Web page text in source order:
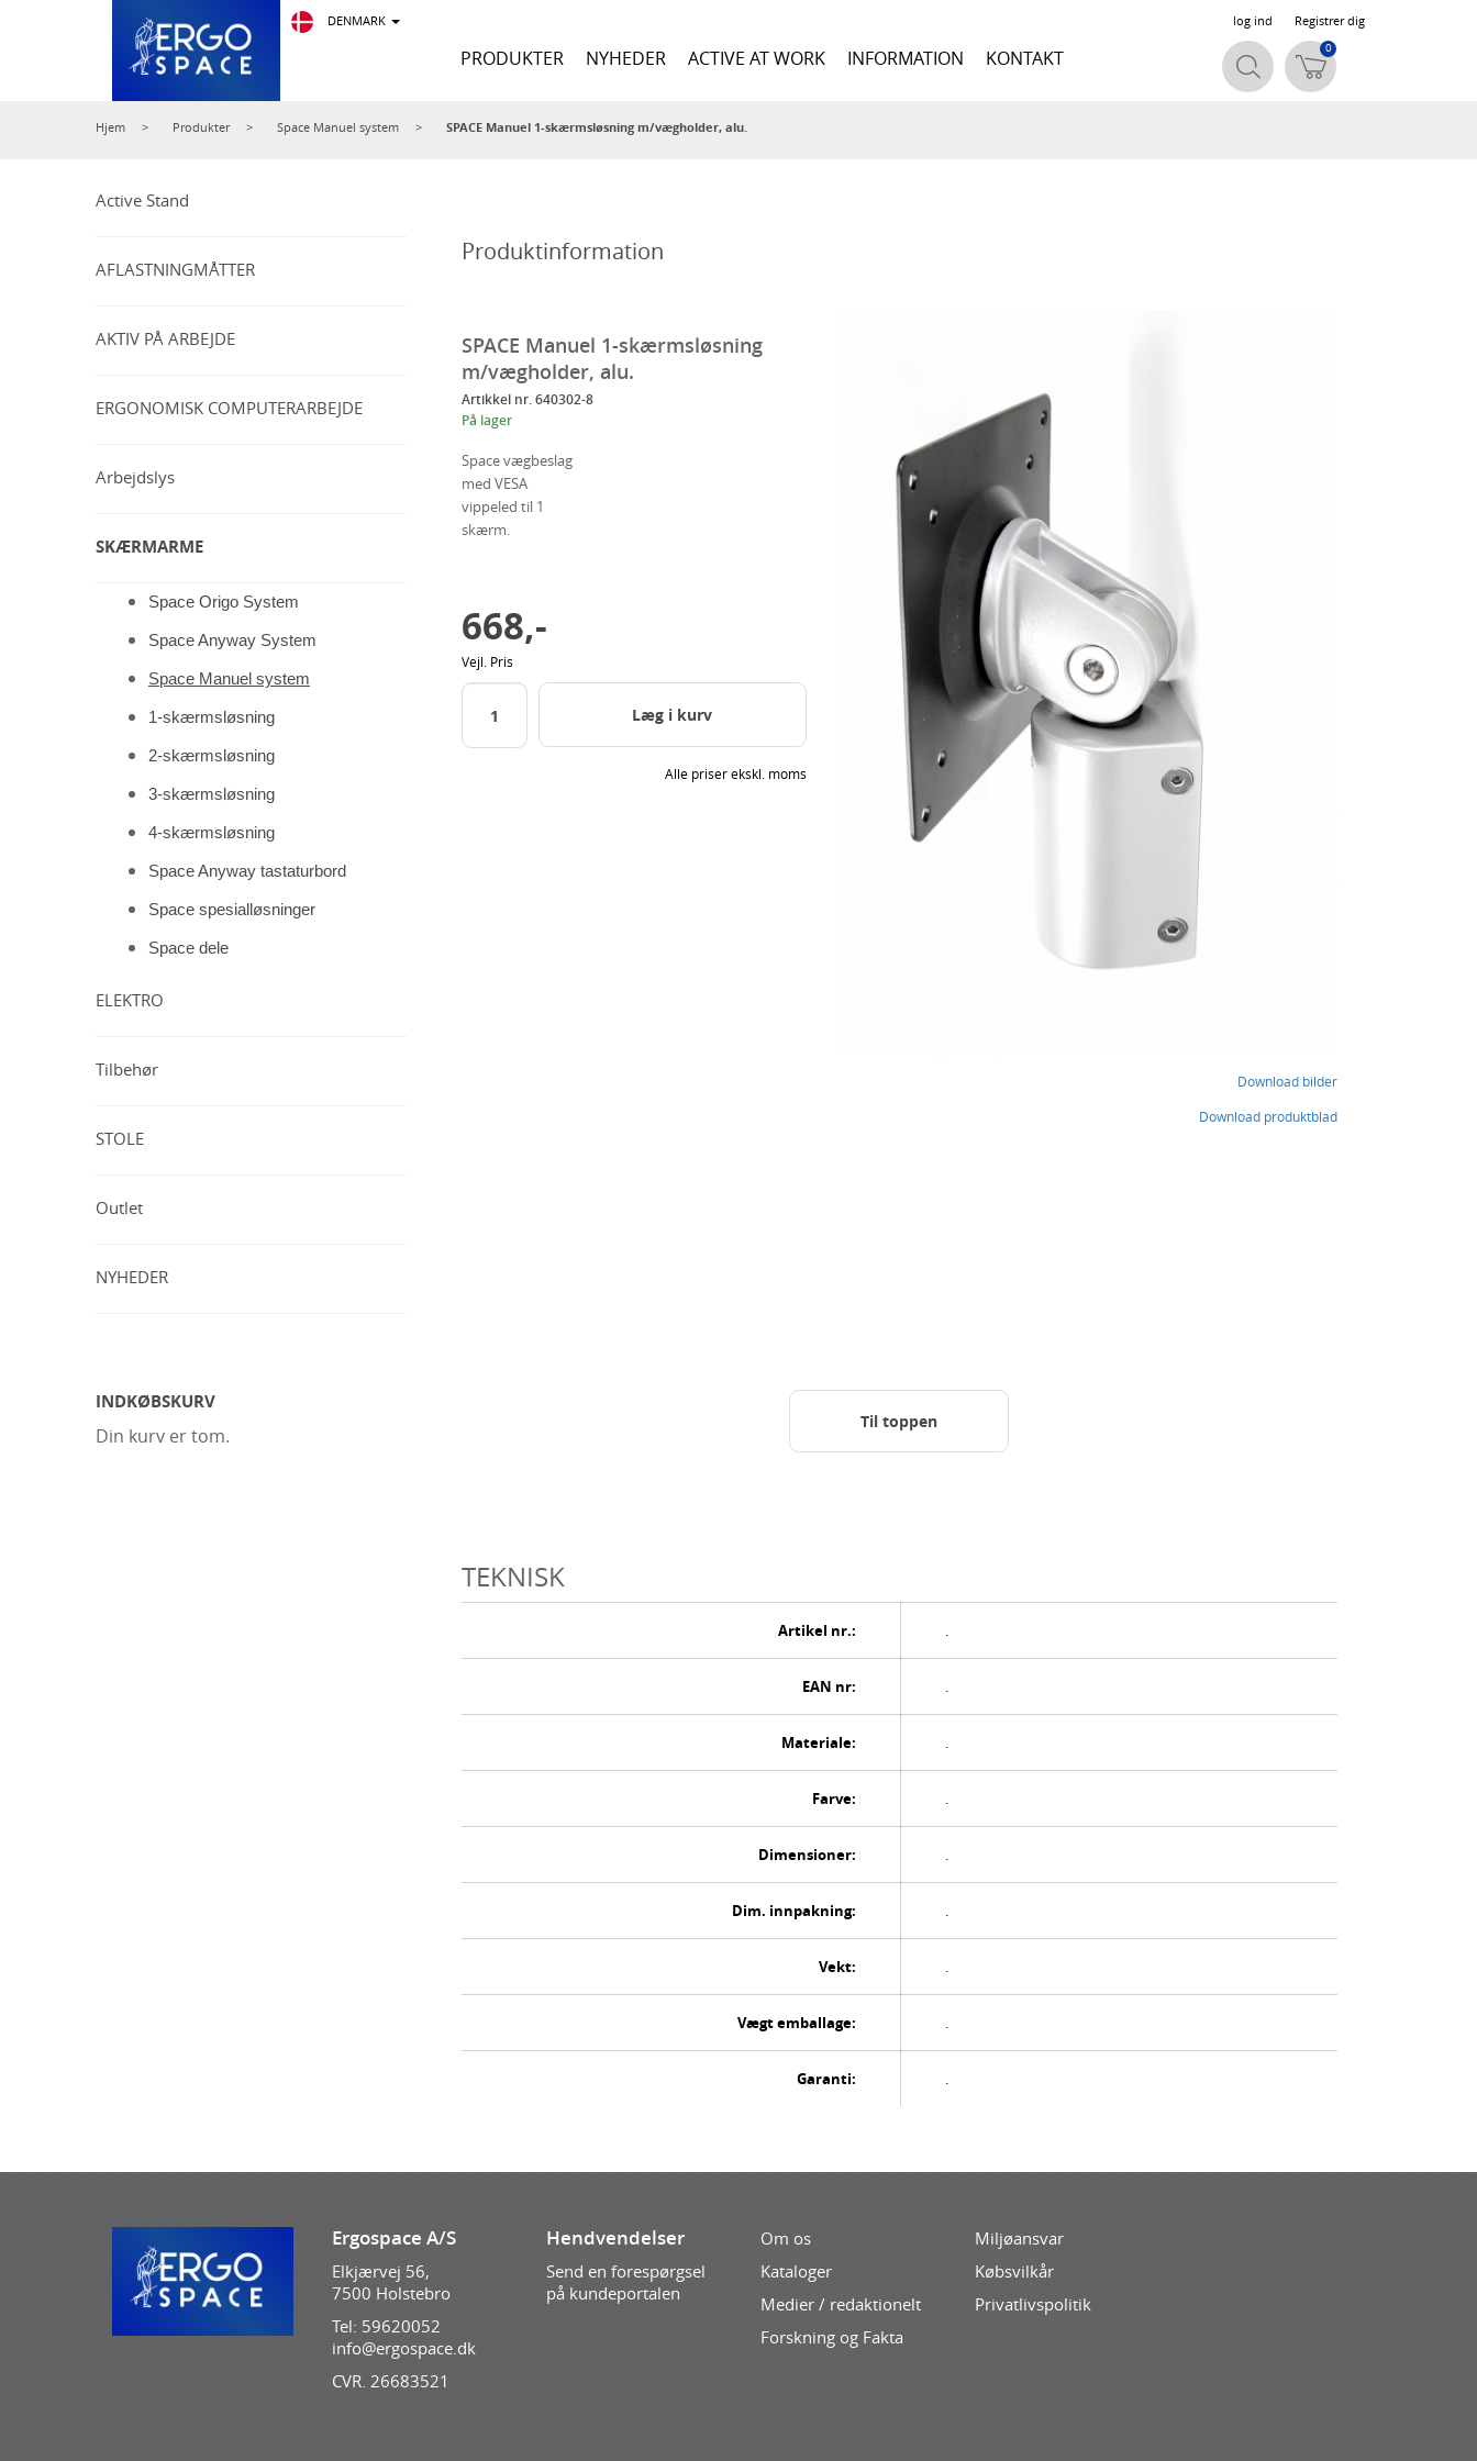
Produkter
Information
DENMARK
PRODUKTER NYHEDER ACTIVE AT WORK INFORMATION KONTAKT
log ind Registrer dig
0
Hjem Produkter Space Manuel system SPACE Manuel 1-skærmsløsning m/vægholder, alu.
Active Stand
AFLASTNINGMÅTTER
AKTIV PÅ ARBEJDE
ERGONOMISK COMPUTERARBEJDE
Arbejdslys
SKÆRMARME
Space Origo System
Space Anyway System
Space Manuel system
1-skærmsløsning
2-skærmsløsning
3-skærmsløsning
4-skærmsløsning
Space Anyway tastaturbord
Space spesialløsninger
Space dele
ELEKTRO
Tilbehør
STOLE
Outlet
NYHEDER
INDKØBSKURV
Din kurv er tom.
Produktinformation
Download bilder
Download produktblad
SPACE Manuel 1-skærmsløsning
m/vægholder, alu.
Artikkel nr. 640302-8
På lager
Space vægbeslag
med VESA
vippeled til 1
skærm.
668,-
Vejl. Pris
Læg i kurv
Alle priser ekskl. moms
Til toppen
TEKNISK
Artikel nr.: .
EAN nr: .
Materiale: .
Farve: .
Dimensioner: .
Dim. innpakning: .
Vekt: .
Vægt emballage: .
Garanti: .
Ergospace A/S
Elkjærvej 56,
7500 Holstebro
Tel: 59620052
info@ergospace.dk
CVR. 26683521
Hendvendelser
Send en forespørgsel
på kundeportalen
Om os
Kataloger
Medier / redaktionelt
Forskning og Fakta
Miljøansvar
Købsvilkår
Privatlivspolitik